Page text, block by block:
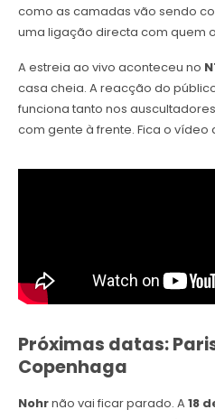
como as camadas vão sendo
uma ligação directa com quem
A estreia ao vivo aconteceu no
casa cheia. A reacção do
funciona tanto nos
com gente à frente. Fica o vídeo
Próximas datas:
Copenhaga
Nohrnão vai ficar parado. A18